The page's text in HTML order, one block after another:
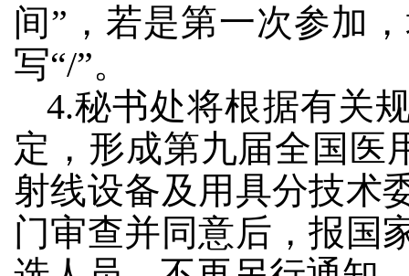
间”，若是第一次参加
写“/”。
4.秘书处将根据有关
定，形成第九届全国医
射线设备及用具分技术
门审查并同意后，报国